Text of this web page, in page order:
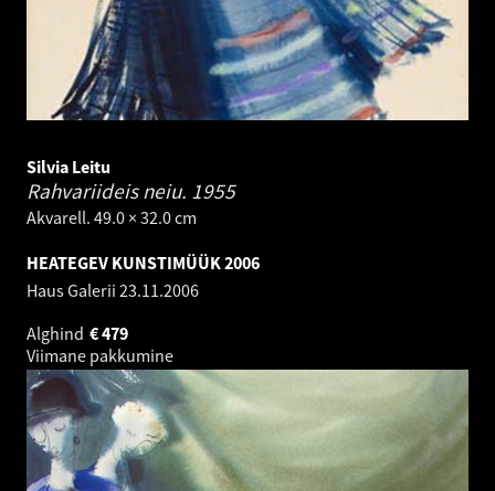
Silvia Leitu
Rahvariideis neiu. 1955
Akvarell. 49.0 × 32.0 cm
HEATEGEV KUNSTIMÜÜK 2006
Haus Galerii 23.11.2006
Alghind
479
€
Viimane pakkumine